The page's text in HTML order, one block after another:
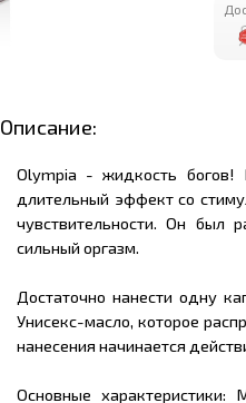
Описание:
Olympia - жидкость богов!
длительный эффект со
чувствительности. Он был
сильный оргазм.
Достаточно нанести одну
Унисекс-масло, которое
нанесения начинается
Основные характеристики: